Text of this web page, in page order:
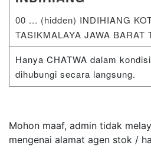
00 ... (hidden) INDIHIANG
TASIKMALAYA JAWA BARAT
Hanya CHATWA dalam
dihubungi secara langsung.
Mohon maaf, admin tidak
mengenai alamat agen stok /